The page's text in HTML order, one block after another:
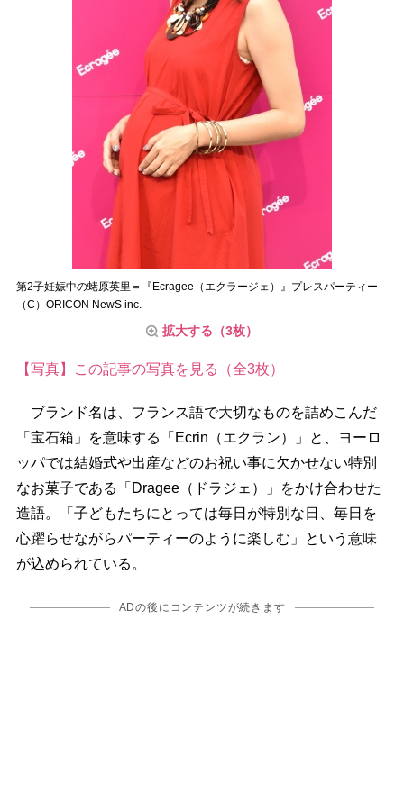
第2子妊娠中の蛯原英里＝『Ecragee（エクラージェ）』プレスパーティー
（C）ORICON NewS inc.
拡大する（3枚）
【写真】この記事の写真を見る（全3枚）
ブランド名は、フランス語で大切なものを詰めこんだ
「宝石箱」を意味する「Ecrin（エクラン）」と、ヨーロ
ッパでは結婚式や出産などのお祝い事に欠かせない特別
なお菓子である「Dragee（ドラジェ）」をかけ合わせた
造語。「子どもたちにとっては毎日が特別な日、毎日を
心躍らせながらパーティーのように楽しむ」という意味
が込められている。
ADの後にコンテンツが続きます